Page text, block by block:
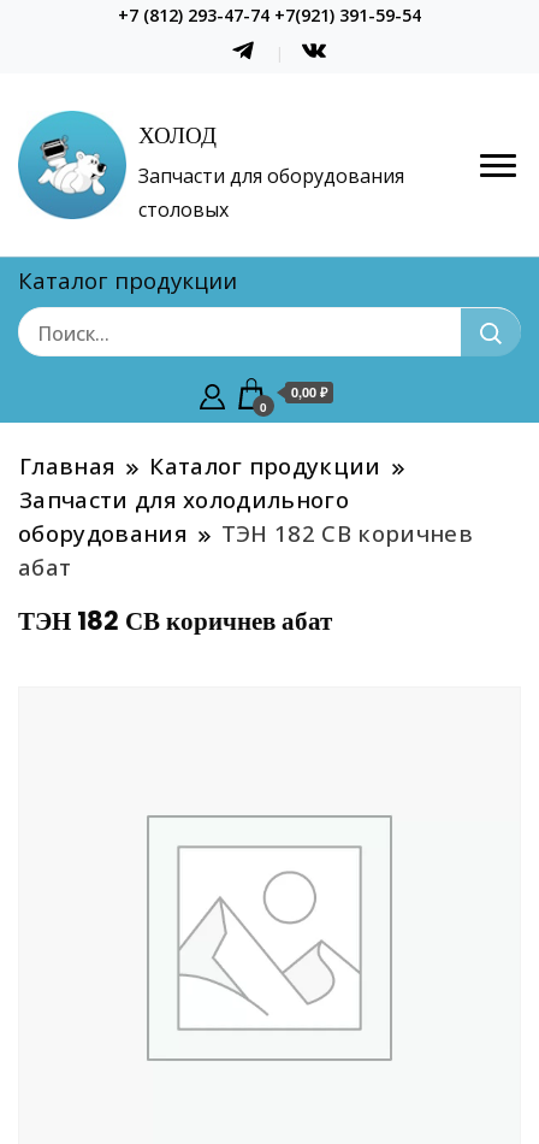
+7 (812) 293-47-74 +7(921) 391-59-54
ХОЛОД
Запчасти для оборудования
столовых
Каталог продукции
0
0,00 ₽
Главная
Каталог продукции
Запчасти для холодильного
оборудования
ТЭН 182 СВ коричнев
абат
ТЭН 182 СВ коричнев абат